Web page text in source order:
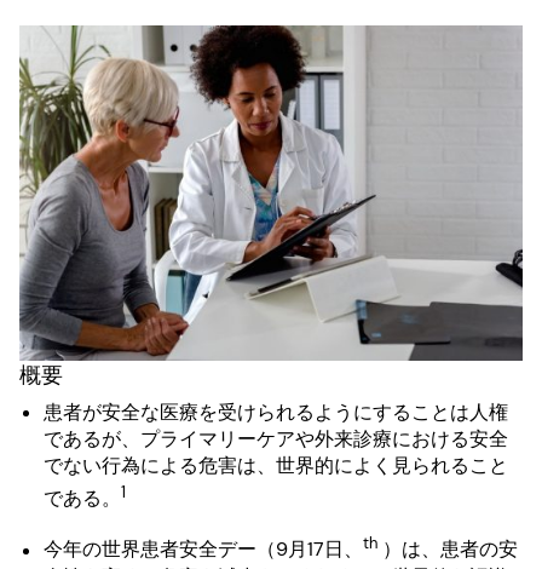
概要
患者が安全な医療を受けられるようにすることは人権
であるが、プライマリーケアや外来診療における安全
でない行為による危害は、世界的によく見られること
である。
1
今年の世界患者安全デー（9月17日、 th ）は、患者の安